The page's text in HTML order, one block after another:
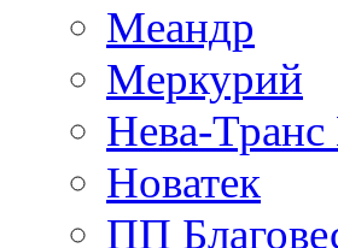
Меандр
Меркурий
Нева-
Новатек
ПП